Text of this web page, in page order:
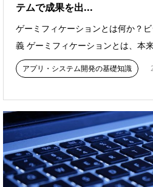
テムで成果を出...
ゲーミフィケーションとは何か？
義 ゲーミフィケーションとは、本
アプリ・システム開発の基礎知識